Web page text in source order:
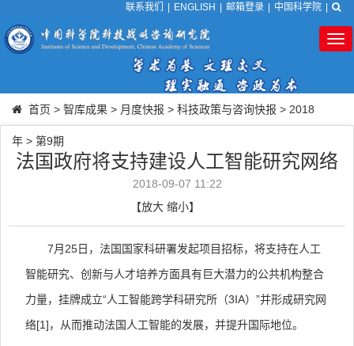
联系我们 ENGLISH 邮箱登录 中国科学院
首页 > 智库成果 > 月度快报 > 科技政策与咨询快报 > 2018
年 > 第9期
法国政府将支持建设人工智能研究网络
2018-09-07 11:22
【放大 缩小】
7月 25日，法国国家科研署发起项目招标，将支持在人工
智能研究、创新与人才培养方面具有巨大潜力的公共机构整合
力量，挂牌成立“人工智能跨学科研究所（3IA）”并形成研究网
络[1]，从而推动法国人工智能的发展，并提升国际地位。